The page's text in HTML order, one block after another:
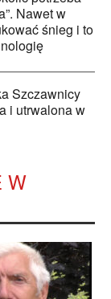
Nawet w
śnieg i to
Szczawnicy
i utrwalona w
W